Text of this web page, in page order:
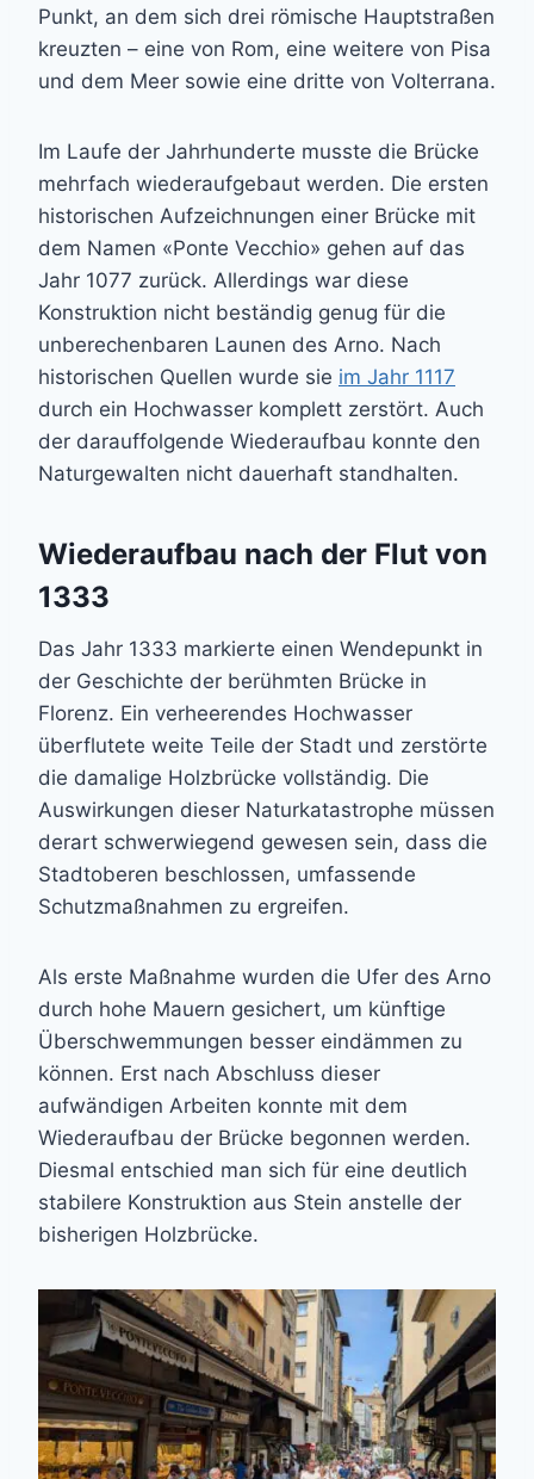
Punkt, an dem sich drei römische Hauptstraßen
kreuzten – eine von Rom, eine weitere von Pisa
und dem Meer sowie eine dritte von Volterrana.
Im Laufe der Jahrhunderte musste die Brücke
mehrfach wiederaufgebaut werden. Die ersten
historischen Aufzeichnungen einer Brücke mit
dem Namen «Ponte Vecchio» gehen auf das
Jahr 1077 zurück. Allerdings war diese
Konstruktion nicht beständig genug für die
unberechenbaren Launen des Arno. Nach
historischen Quellen wurde sie im Jahr 1117
durch ein Hochwasser komplett zerstört. Auch
der darauffolgende Wiederaufbau konnte den
Naturgewalten nicht dauerhaft standhalten.
Wiederaufbau nach der Flut von
1333
Das Jahr 1333 markierte einen Wendepunkt in
der Geschichte der berühmten Brücke in
Florenz. Ein verheerendes Hochwasser
überflutete weite Teile der Stadt und zerstörte
die damalige Holzbrücke vollständig. Die
Auswirkungen dieser Naturkatastrophe müssen
derart schwerwiegend gewesen sein, dass die
Stadtoberen beschlossen, umfassende
Schutzmaßnahmen zu ergreifen.
Als erste Maßnahme wurden die Ufer des Arno
durch hohe Mauern gesichert, um künftige
Überschwemmungen besser eindämmen zu
können. Erst nach Abschluss dieser
aufwändigen Arbeiten konnte mit dem
Wiederaufbau der Brücke begonnen werden.
Diesmal entschied man sich für eine deutlich
stabilere Konstruktion aus Stein anstelle der
bisherigen Holzbrücke.